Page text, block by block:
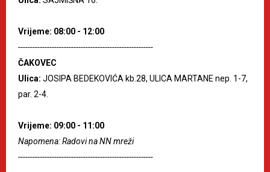
Vrijeme: 08:00 - 12:00
--------------------------------------------------------
ČAKOVEC
Ulica: JOSIPA BEDEKOVIĆA kb.28, ULICA MARTANE nep. 1-7,
par. 2-4.
Vrijeme: 09:00 - 11:00
Napomena: Radovi na NN mreži
--------------------------------------------------------